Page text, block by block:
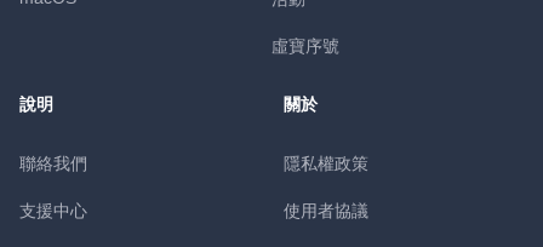
虛寶序號
說明
聯絡我們
支援中心
關於
隱私權政策
使用者協議